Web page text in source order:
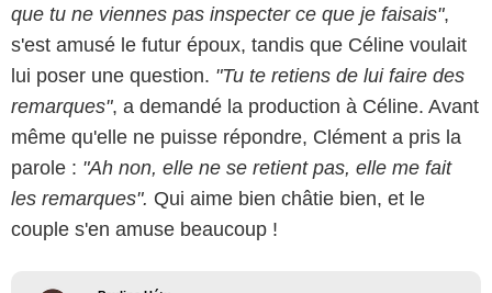
que tu ne viennes pas inspecter ce que je faisais",
s'est amusé le futur époux, tandis que Céline voulait
lui poser une question. "Tu te retiens de lui faire des
remarques", a demandé la production à Céline. Avant
même qu'elle ne puisse répondre, Clément a pris la
parole : "Ah non, elle ne se retient pas, elle me fait
les remarques". Qui aime bien châtie bien, et le
couple s'en amuse beaucoup !